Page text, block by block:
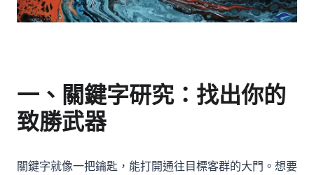
一、關鍵字研究：找出你的
致勝武器
關鍵字就像一把鑰匙，能打開通往目標客群的大門。想要